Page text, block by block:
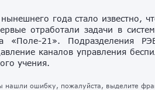
года стало известно,
отработали задачи в
«Поле-21». Подразделения
каналов управления
учения.
нашли ошибку, пожалуйста, выделите